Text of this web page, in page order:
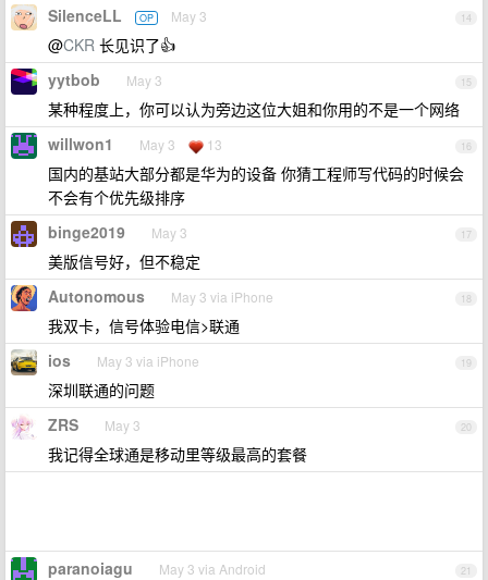
14
SilenceLL OP May 3
@CKR 长见识了👍
15
yytbob May 3
某种程度上，你可以认为旁边这位大姐和你用的不是一个网络
16
willwon1 May 3 13
国内的基站大部分都是华为的设备 你猜工程师写代码的时候会
不会有个优先级排序
17
binge2019 May 3
美版信号好，但不稳定
18
Autonomous May 3 via iPhone
我双卡，信号体验电信>联通
19
ios May 3 via iPhone
深圳联通的问题
20
ZRS May 3
我记得全球通是移动里等级最高的套餐
21
paranoiagu May 3 via Android